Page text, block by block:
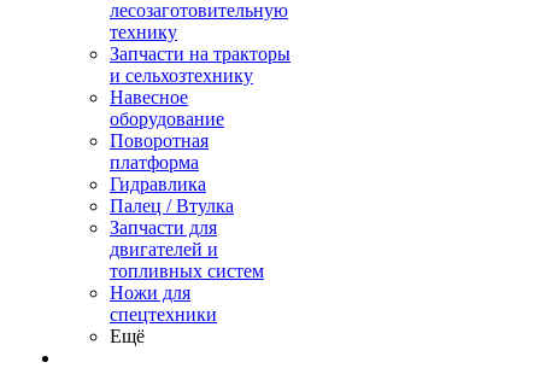
лесозаготовительную
технику
Запчасти на тракторы
и сельхозтехнику
Навесное
оборудование
Поворотная
платформа
Гидравлика
Палец / Втулка
Запчасти для
двигателей и
топливных систем
Ножи для
спецтехники
Ещё